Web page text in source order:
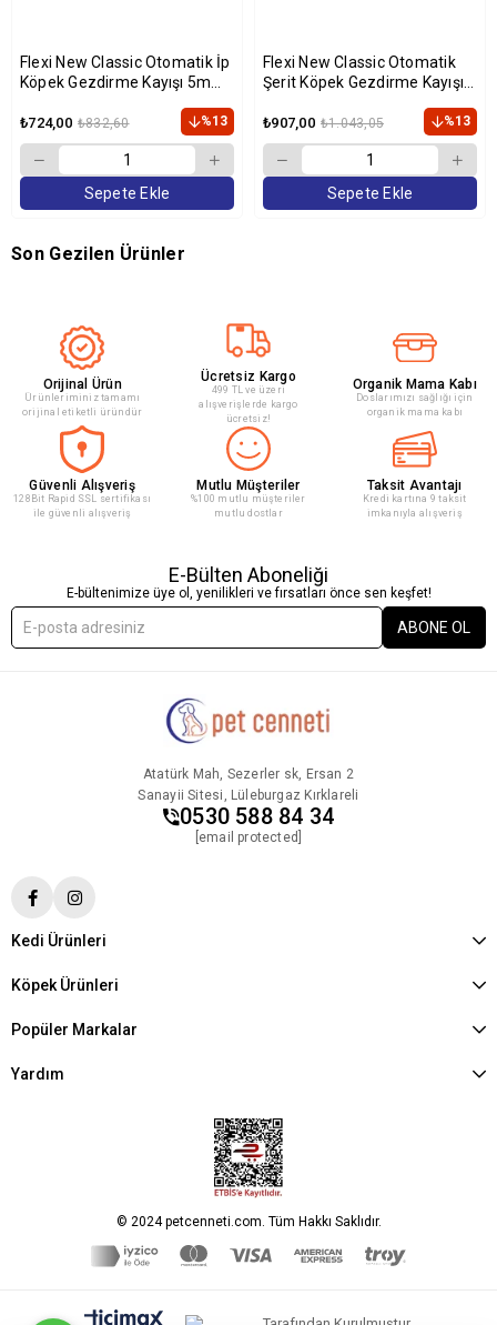
Flexi New Classic Otomatik İp
Köpek Gezdirme Kayışı 5m
₺724,00 ₺832,60 %13
Sepete Ekle
Flexi New Classic Otomatik
Şerit Köpek Gezdirme Kayışı
₺907,00 ₺1.043,05 %13
Sepete Ekle
Son Gezilen Ürünler
Orijinal Ürün
Ürünleriminiz tamamı
orijinal etiketli üründür
Ücretsiz Kargo
499 TL ve üzeri
alışverişlerde kargo
ücretsiz!
Organik Mama Kabı
Doslarımızı sağlığı için
organik mama kabı
Güvenli Alışveriş
128Bit Rapid SSL sertifikası
ile güvenli alışveriş
Mutlu Müşteriler
%100 mutlu müşteriler
mutlu dostlar
Taksit Avantajı
Kredi kartına 9 taksit
imkanıyla alışveriş
E-Bülten Aboneliği
E-bültenimize üye ol, yenilikleri ve fırsatları önce sen keşfet!
ABONE OL
Atatürk Mah, Sezerler sk, Ersan 2
Sanayii Sitesi, Lüleburgaz Kırklareli
0530 588 84 34
[email protected]
Kedi Ürünleri
Köpek Ürünleri
Popüler Markalar
Yardım
© 2024 petcenneti.com. Tüm Hakkı Saklıdır.